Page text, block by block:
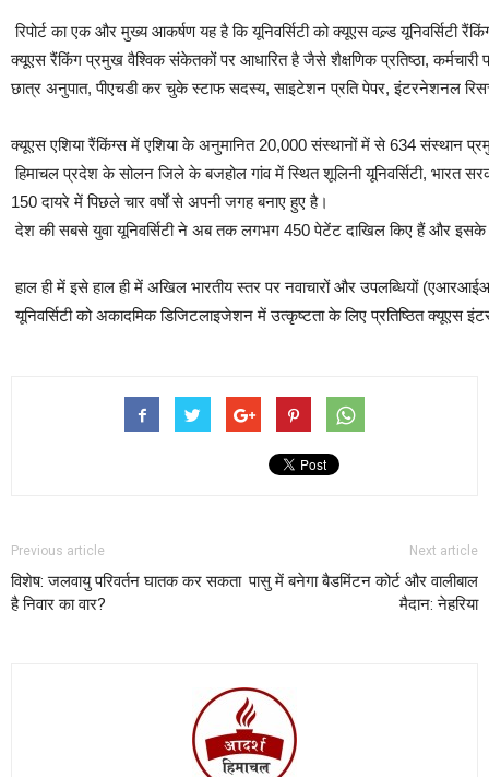
रिपोर्ट का एक और मुख्य आकर्षण यह है कि यूनिवर्सिटी को क्यूएस वल्र्ड यूनिवर्सिटी
क्यूएस रैंकिंग प्रमुख वैश्विक संकेतकों पर आधारित है जैसे शैक्षणिक प्रतिष्ठा, कर्मचारी
छात्र अनुपात, पीएचडी कर चुके स्टाफ सदस्य, साइटेशन प्रति पेपर, इंटरनेशनल
क्यूएस एशिया रैंकिंग्स में एशिया के अनुमानित 20,000 संस्थानों में से 634 संस्थान
हिमाचल प्रदेश के सोलन जिले के बजहोल गांव में स्थित शूलिनी यूनिवर्सिटी, भारत
150 दायरे में पिछले चार वर्षों से अपनी जगह बनाए हुए है।
देश की सबसे युवा यूनिवर्सिटी ने अब तक लगभग 450 पेटेंट दाखिल किए हैं और इसके कम
हाल ही में इसे हाल ही में अखिल भारतीय स्तर पर नवाचारों और उपलब्धियों
यूनिवर्सिटी को अकादमिक डिजिटलाइजेशन में उत्कृष्टता के लिए प्रतिष्ठित क्यूएस
Previous article
विशेष: जलवायु परिवर्तन घातक कर सकता
है निवार का वार?
Next article
पासु में बनेगा बैडमिंटन कोर्ट और वालीबाल
मैदान: नेहरिया